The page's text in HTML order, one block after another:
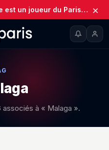
Maghnes Akliouche est un joueur du Paris Saint-Germain (Officiel) ×
associés à « Malaga ».